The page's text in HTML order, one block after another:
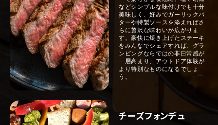
などシンプルな味付けでも十分
美味しく、好みでガーリックバ
ターや特製ソースを添えればさ
らに贅沢な味わいが広がりま
す。豪快に焼き上げたステーキ
をみんなでシェアすれば、グラ
ンピングならではの非日常感が
一層高まり、アウトドア体験が
より特別なものになるでしょ
う。
チーズフォンデュ